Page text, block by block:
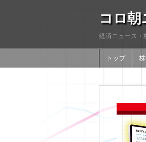
コロ
経済ニュース・
トップ